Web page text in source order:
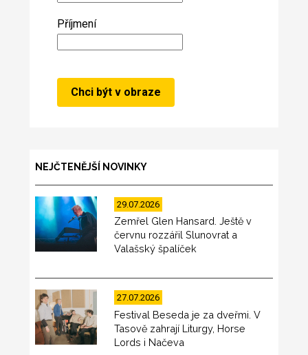
Příjmení
NEJČTENĚJŠÍ NOVINKY
29.07.2026
Zemřel Glen Hansard. Ještě v
červnu rozzářil Slunovrat a
Valašský špalíček
27.07.2026
Festival Beseda je za dveřmi. V
Tasově zahrají Liturgy, Horse
Lords i Načeva